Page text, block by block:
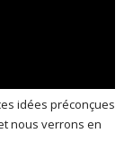
idées préconçues
nous verrons en